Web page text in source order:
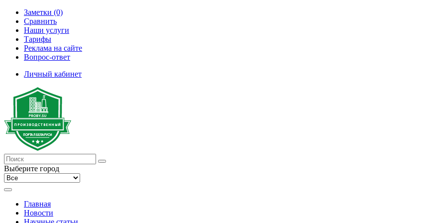
Заметки (0)
Сравнить
Наши услуги
Тарифы
Реклама на сайте
Вопрос-ответ
Личный кабинет
Выберите город
Главная
Новости